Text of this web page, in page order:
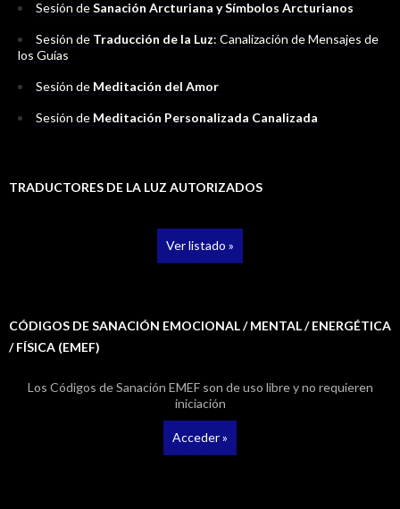
Sesión deSanación Arcturiana y Símbolos Arcturianos
Sesión de Traducción de la Luz: Canalización de Mensajes de
los Guías
Sesión de Meditación del Amor
Sesión de Meditación Personalizada Canalizada
TRADUCTORES DE LA LUZ AUTORIZADOS
Ver listado »
CÓDIGOS DE SANACIÓN EMOCIONAL / MENTAL / ENERGÉTICA
/ FÍSICA (EMEF)
Los Códigos de Sanación EMEF son de uso libre y no requieren
iniciación
Acceder »